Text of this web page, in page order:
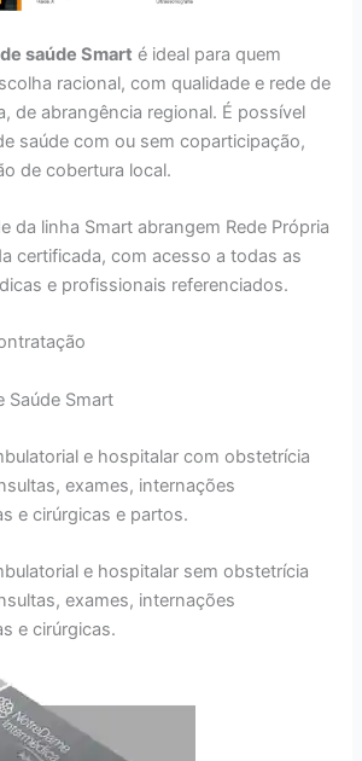
saúde Smart é ideal para quem
racional, com qualidade e rede de
de abrangência regional. É possível
saúde com ou sem coparticipação,
de cobertura local.
da linha Smart abrangem Rede Própria
certificada, com acesso a todas as
e profissionais referenciados.
Saúde Smart
e hospitalar com obstetrícia
exames, internações
e cirúrgicas e partos.
e hospitalar sem obstetrícia
exames, internações
e cirúrgicas.